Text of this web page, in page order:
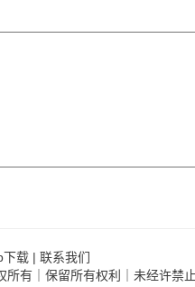
下载 | 联系我们
有｜保留所有权利｜未经许禁止